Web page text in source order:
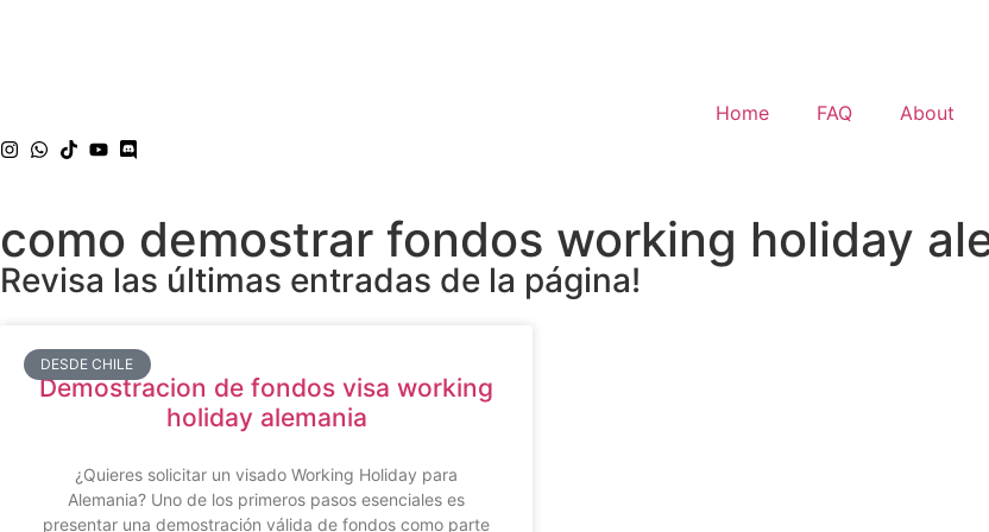
Home FAQ About
como demostrar fondos working holiday
Revisa las últimas entradas de la página!
DESDE CHILE
Demostracion de fondos visa working
holiday alemania
¿Quieres solicitar un visado Working Holiday para
Alemania? Uno de los primeros pasos esenciales es
presentar una demostración válida de fondos como parte